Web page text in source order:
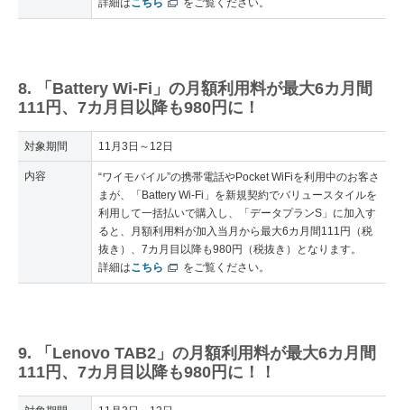
詳細はこちら をご覧ください。
8. 「Battery Wi-Fi」の月額利用料が最大6カ月間
111円、7カ月目以降も980円に！
対象期間 11月3日～12日
内容
“ワイモバイル”の携帯電話やPocket WiFiを利用中のお客さ
まが、「Battery Wi-Fi」を新規契約でバリュースタイルを
利用して一括払いで購入し、「データプランS」に加入す
ると、月額利用料が加入当月から最大6カ月間111円（税
抜き）、7カ月目以降も980円（税抜き）となります。
詳細はこちら をご覧ください。
9. 「Lenovo TAB2」の月額利用料が最大6カ月間
111円、7カ月目以降も980円に！！